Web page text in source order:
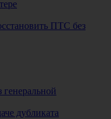
ПТС без
дубликата